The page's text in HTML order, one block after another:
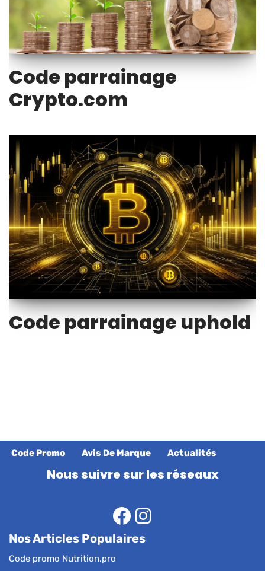
Code parrainage
Crypto.com
Code parrainage uphold
Code Promo Avis De Marque Actualités
Nous suivre sur les réseaux
Nos Articles Populaires
Code promo Nutrition.pro